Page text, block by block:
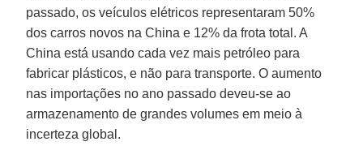
passado, os veículos elétricos representaram 50%
dos carros novos na China e 12% da frota total. A
China está usando cada vez mais petróleo para
fabricar plásticos, e não para transporte. O aumento
nas importações no ano passado deveu-se ao
armazenamento de grandes volumes em meio à
incerteza global.